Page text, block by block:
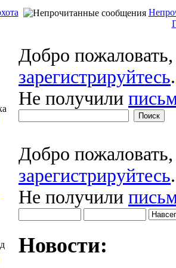
Добро
зарегистрируйтесь.
Не получили
Добро
зарегистрируйтесь.
Не получили
Новости: